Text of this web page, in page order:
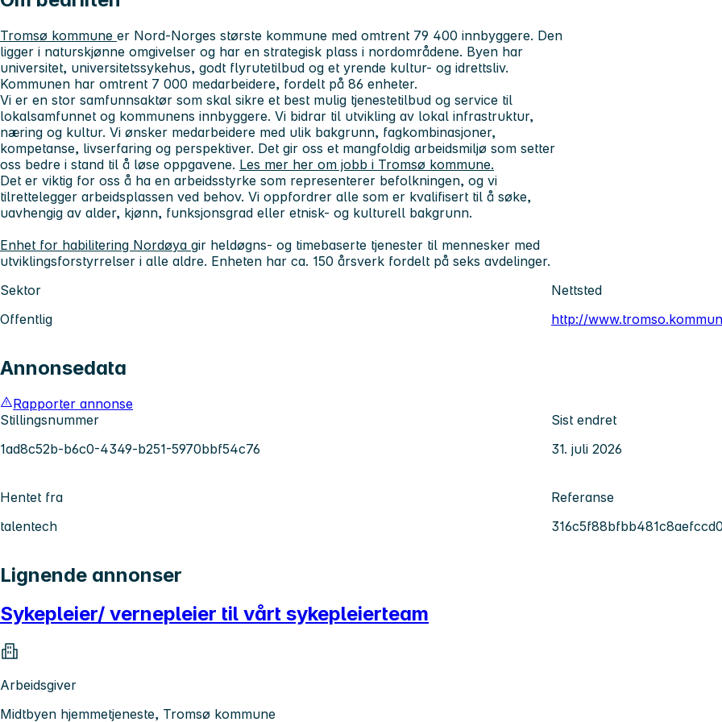
Tromsø kommune er Nord-Norges største kommune med omtrent 79 400 innbyggere. Den
ligger i naturskjønne omgivelser og har en strategisk plass i nordområdene. Byen har
universitet, universitetssykehus, godt flyrutetilbud og et yrende kultur- og idrettsliv.
Kommunen har omtrent 7 000 medarbeidere, fordelt på 86 enheter.
Vi er en stor samfunnsaktør som skal sikre et best mulig tjenestetilbud og service til
lokalsamfunnet og kommunens innbyggere. Vi bidrar til utvikling av lokal infrastruktur,
næring og kultur. Vi ønsker medarbeidere med ulik bakgrunn, fagkombinasjoner,
kompetanse, livserfaring og perspektiver. Det gir oss et mangfoldig arbeidsmiljø som setter
oss bedre i stand til å løse oppgavene. Les mer her om jobb i Tromsø kommune.
Det er viktig for oss å ha en arbeidsstyrke som representerer befolkningen, og vi
tilrettelegger arbeidsplassen ved behov. Vi oppfordrer alle som er kvalifisert til å søke,
uavhengig av alder, kjønn, funksjonsgrad eller etnisk- og kulturell bakgrunn.
Enhet for habilitering Nordøya gir heldøgns- og timebaserte tjenester til mennesker med
utviklingsforstyrrelser i alle aldre. Enheten har ca. 150 årsverk fordelt på seks avdelinger.
Sektor
Offentlig
Nettsted
http://
Annonsedata
Rapporter annonse
Stillingsnummer
1ad8c52b-b6c0-4349-b251-5970bbf54c76
Sist endret
31. juli 2026
Hentet fra
talentech
Referanse
Lignende annonser
Sykepleier/ vernepleier til vårt sykepleierteam
Arbeidsgiver
Midtbyen hjemmetjeneste, Tromsø kommune